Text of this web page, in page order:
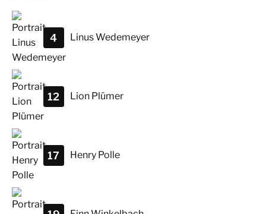
LinusWedemeyer
4
Lion Plümer
12
Henry Polle
17